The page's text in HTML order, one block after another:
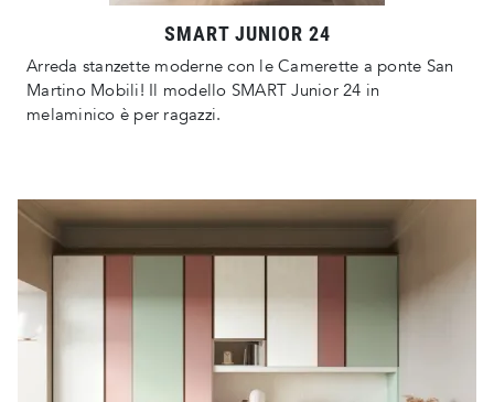
SMART JUNIOR 24
Arreda stanzette moderne con le Camerette a ponte San
Martino Mobili! Il modello SMART Junior 24 in
melaminico è per ragazzi.